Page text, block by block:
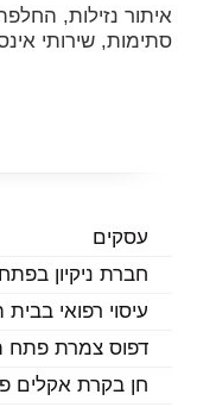
איתור נזילות,
סתימות, שירותי
עסקים
חברת ניקיון
עיסוי רפואי בבית
דפוס צמרת פתח
חן בקרת אקלים